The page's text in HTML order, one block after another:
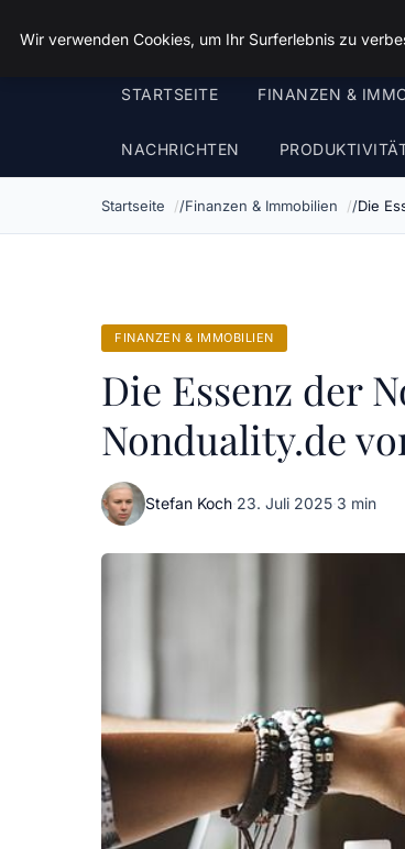
Spiele Wirtschaft
STARTSEITE FINANZEN &
NACHRICHTEN
Startseite Finanzen & Immobilien Die
FINANZEN & IMMOBILIEN
Die Essenz der
Nonduality.de
Stefan Koch·23. Juli 2025·3 min
Wir verwenden Cookies, um Ihr Surferlebnis zu